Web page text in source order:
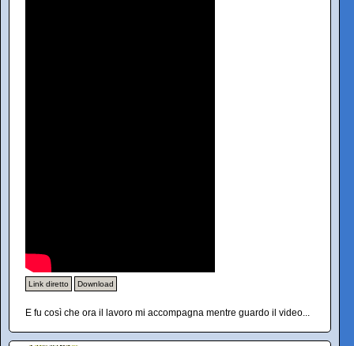
Link diretto Download
E fu così che ora il lavoro mi accompagna mentre guardo il video...